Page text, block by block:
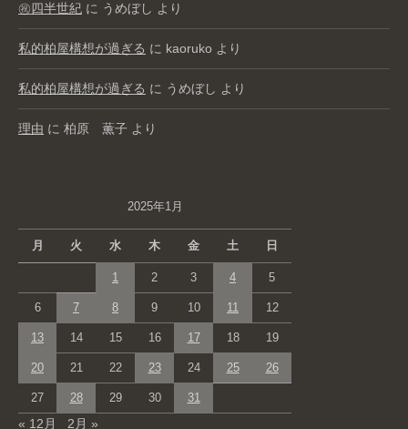
㊗️四半世紀 に うめぼし より
私的柏屋構想が過ぎる に kaoruko より
私的柏屋構想が過ぎる に うめぼし より
理由 に 柏原 薫子 より
2025年1月
月 火 水 木 金 土 日
1 2 3 4 5
6 7 8 9 10 11 12
13 14 15 16 17 18 19
20 21 22 23 24 25 26
27 28 29 30 31
« 12月 2月 »